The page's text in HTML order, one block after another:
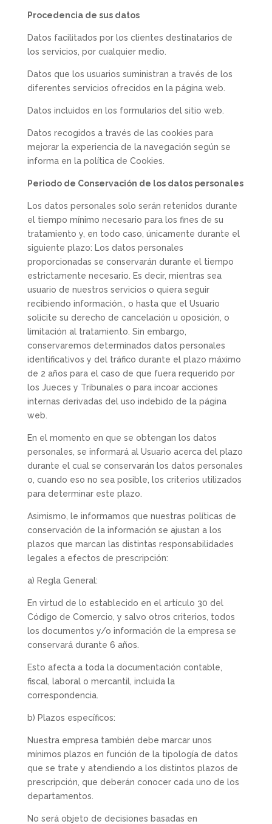
Procedencia de sus datos
Datos facilitados por los clientes destinatarios de
los servicios, por cualquier medio.
Datos que los usuarios suministran a través de los
diferentes servicios ofrecidos en la página web.
Datos incluidos en los formularios del sitio web.
Datos recogidos a través de las cookies para
mejorar la experiencia de la navegación según se
informa en la política de Cookies.
Periodo de Conservación de los datos personales
Los datos personales solo serán retenidos durante
el tiempo mínimo necesario para los fines de su
tratamiento y, en todo caso, únicamente durante el
siguiente plazo: Los datos personales
proporcionadas se conservarán durante el tiempo
estrictamente necesario. Es decir, mientras sea
usuario de nuestros servicios o quiera seguir
recibiendo información., o hasta que el Usuario
solicite su derecho de cancelación u oposición, o
limitación al tratamiento. Sin embargo,
conservaremos determinados datos personales
identificativos y del tráfico durante el plazo máximo
de 2 años para el caso de que fuera requerido por
los Jueces y Tribunales o para incoar acciones
internas derivadas del uso indebido de la página
web.
En el momento en que se obtengan los datos
personales, se informará al Usuario acerca del plazo
durante el cual se conservarán los datos personales
o, cuando eso no sea posible, los criterios utilizados
para determinar este plazo.
Asimismo, le informamos que nuestras políticas de
conservación de la información se ajustan a los
plazos que marcan las distintas responsabilidades
legales a efectos de prescripción:
a) Regla General:
En virtud de lo establecido en el artículo 30 del
Código de Comercio, y salvo otros criterios, todos
los documentos y/o información de la empresa se
conservará durante 6 años.
Esto afecta a toda la documentación contable,
fiscal, laboral o mercantil, incluida la
correspondencia.
b) Plazos específicos:
Nuestra empresa también debe marcar unos
mínimos plazos en función de la tipología de datos
que se trate y atendiendo a los distintos plazos de
prescripción, que deberán conocer cada uno de los
departamentos.
No será objeto de decisiones basadas en